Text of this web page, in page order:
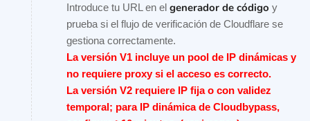
Introduce tu URL en el generador de código y
prueba si el flujo de verificación de Cloudflare se
gestiona correctamente.
La versión V1 incluye un pool de IP dinámicas y
no requiere proxy si el acceso es correcto.
La versión V2 requiere IP fija o con validez
temporal; para IP dinámica de Cloudbypass,